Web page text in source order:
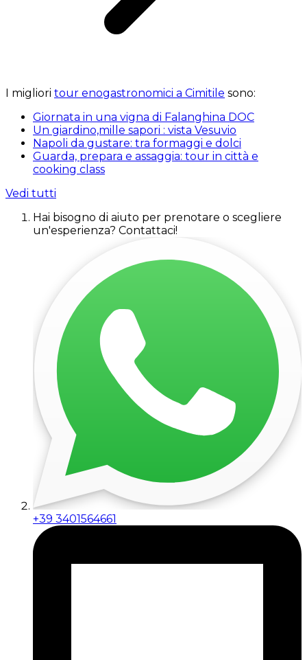
I migliori tour enogastronomici a Cimitile sono:
Giornata in una vigna di Falanghina DOC
Un giardino,mille sapori : vista Vesuvio
Napoli da gustare: tra formaggi e dolci
Guarda, prepara e assaggia: tour in città e
cooking class
Vedi tutti
Hai bisogno di aiuto per prenotare o scegliere
un'esperienza? Contattaci!
+39 3401564661